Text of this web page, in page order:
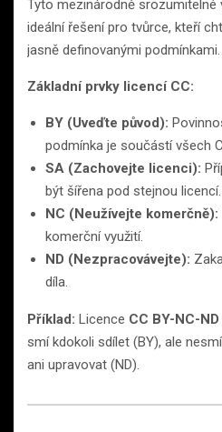
Tyto mezinárodně
ideální řešení pro tvůrce, kteří
jasně definovanými podmínkami.
Základní prvky licencí CC:
BY (Uveďte původ):
podmínka je součástí všech
SA (Zachovejte licenci):
být šířena pod stejnou licencí.
NC (Neužívejte komerčně):
komerční využití.
ND (Nezpracovávejte):
díla.
Příklad: Licence CC BY-NC-ND
smí kdokoli sdílet (BY), ale
ani upravovat (ND).